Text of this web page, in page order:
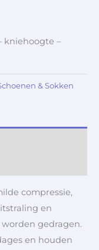
kniehoogte –
& Sokken
compressie,
en
gedragen.
en houden